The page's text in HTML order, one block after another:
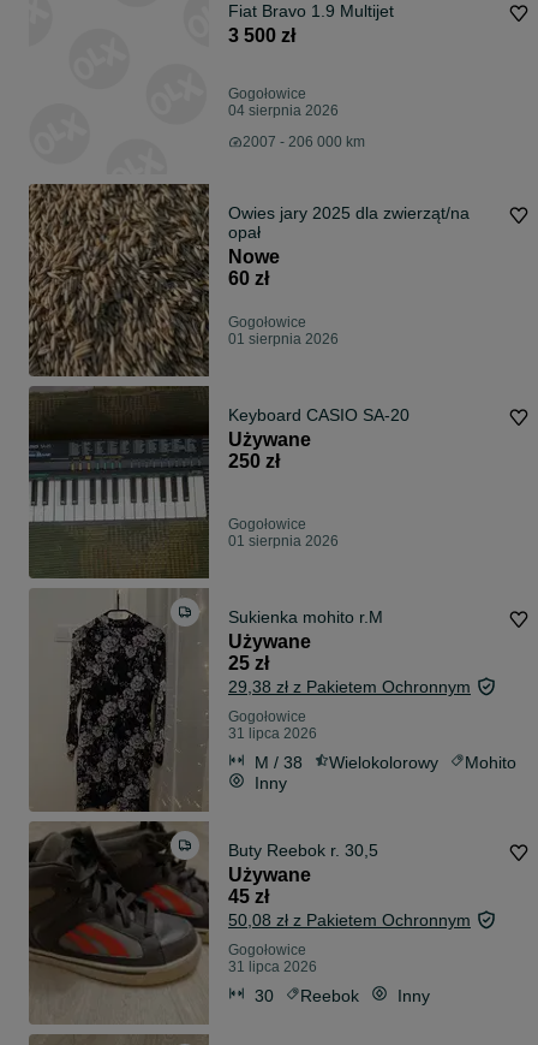
Fiat Bravo 1.9 Multijet
3 500 zł
Gogołowice
04 sierpnia 2026
2007 - 206 000 km
Owies jary 2025 dla zwierząt/na
opał
Nowe
60 zł
Gogołowice
01 sierpnia 2026
Keyboard CASIO SA-20
Używane
250 zł
Gogołowice
01 sierpnia 2026
Sukienka mohito r.M
Używane
25 zł
29,38 zł z Pakietem Ochronnym
Gogołowice
31 lipca 2026
M / 38 Wielokolorowy
Mohito
Inny
Buty Reebok r. 30,5
Używane
45 zł
50,08 zł z Pakietem Ochronnym
Gogołowice
31 lipca 2026
30 Reebok Inny